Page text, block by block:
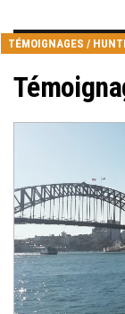
TÉMOIGNAGES /